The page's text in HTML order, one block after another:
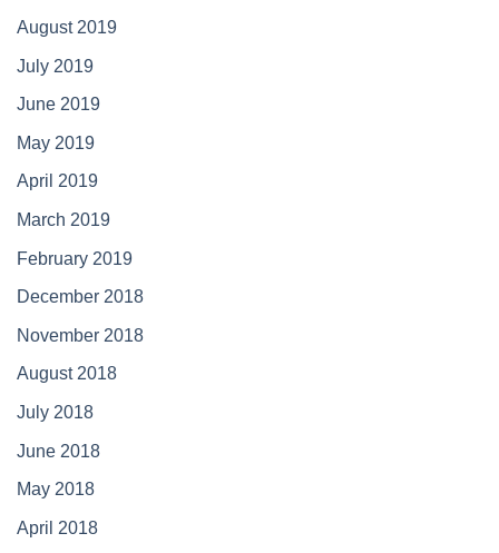
August 2019
July 2019
June 2019
May 2019
April 2019
March 2019
February 2019
December 2018
November 2018
August 2018
July 2018
June 2018
May 2018
April 2018